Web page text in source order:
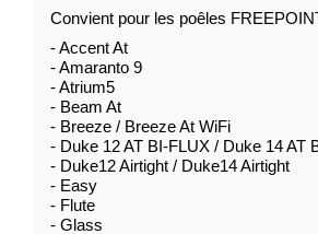
Convient pour les poêles
- Accent At
- Amaranto 9
- Atrium5
- Beam At
- Breeze / Breeze At WiFi
- Duke 12 AT BI-FLUX / Duke 14 AT
- Duke12 Airtight / Duke14 Airtight
- Easy
- Flute
- Glass